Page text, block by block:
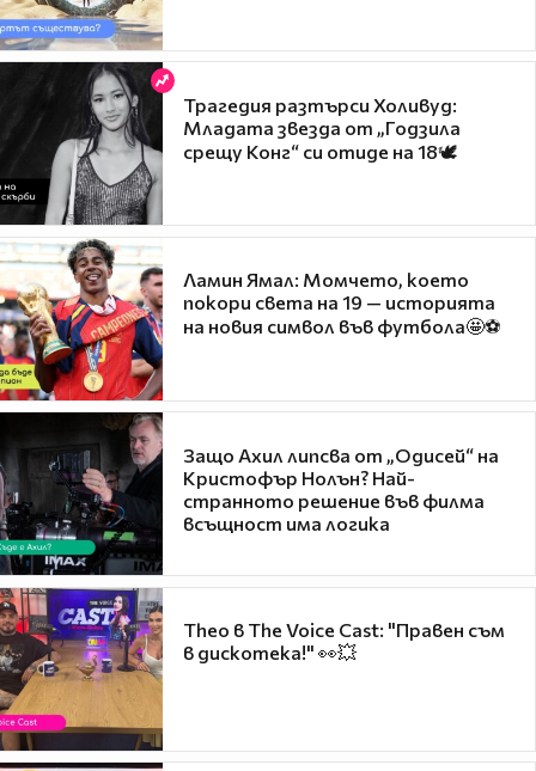
Трагедия разтърси Холивуд:
Младата звезда от „Годзила
срещу Конг“ си отиде на 18🕊️
Ламин Ямал: Момчето, което
покори света на 19 — историята
на новия символ във футбола🤩⚽
Защо Ахил липсва от „Одисей“ на
Кристофър Нолън? Най-
странното решение във филма
всъщност има логика
Theo в The Voice Cast: "Правен съм
в дискотека!" 👀💥